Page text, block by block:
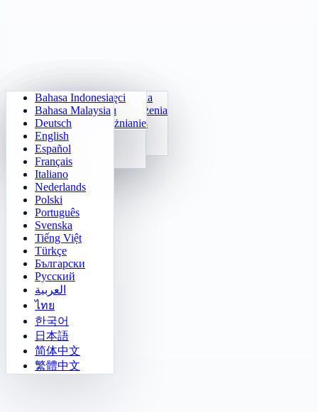
Codzienna arytmetyka
Trener tabliczki mnożenia
Szybka kalkulacja 24
Funkcje
Uzupełnij ciąg liczb
Sudoku
Numeryczny Klotski
2048
Tetris
Saper
Gomoku
Zgaś światła
Misja w labiryncie
Wyzwanie Sokoban
Macierz pamięci
Śledzenie celu
Szybkie rozróżnianie
Bahasa Indonesia
Bahasa Malaysia
Deutsch
English
Español
Français
Italiano
Nederlands
Polski
Português
Svenska
Tiếng Việt
Türkçe
Български
Русский
العربية
ไทย
한국어
日本語
简体中文
繁體中文